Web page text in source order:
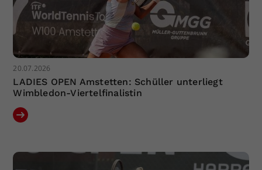
20.07.2026
LADIES OPEN Amstetten: Schüller unterliegt
Wimbledon-Viertelfinalistin